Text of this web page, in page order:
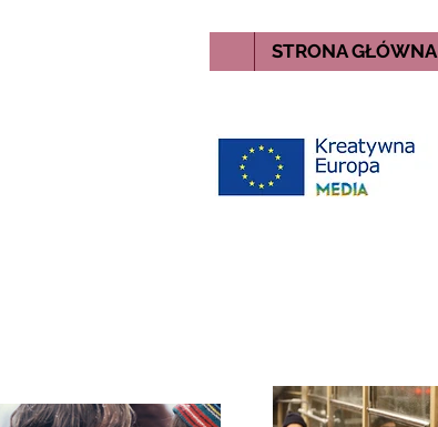
STRONA GŁÓWNA